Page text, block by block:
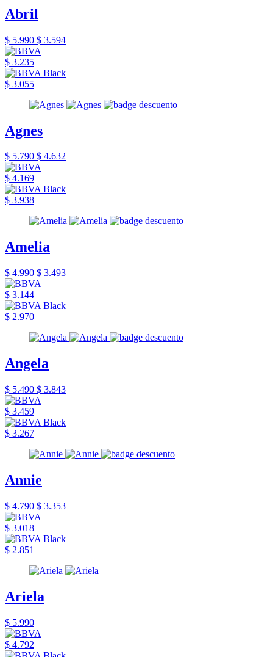
Abril
$ 5.990 $ 3.594
$ 3.235
$ 3.055
Agnes
$ 5.790 $ 4.632
$ 4.169
$ 3.938
Amelia
$ 4.990 $ 3.493
$ 3.144
$ 2.970
Angela
$ 5.490 $ 3.843
$ 3.459
$ 3.267
Annie
$ 4.790 $ 3.353
$ 3.018
$ 2.851
Ariela
$ 5.990
$ 4.792